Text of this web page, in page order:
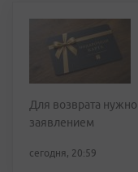
Для возврата
заявлением
сегодня, 20:59